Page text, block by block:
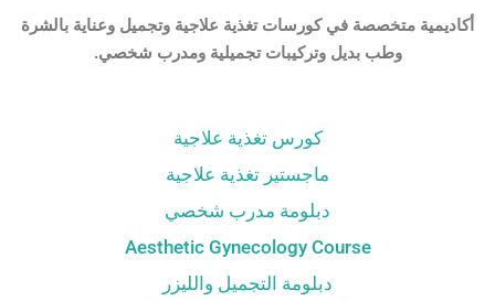
أكاديمية متخصصة في كورسات تغذية علاجية وتجميل وعناية بالشرة
وطب بديل وتركيبات تجميلية ومدرب شخصي.
كورس تغذية علاجية
ماجستير تغذية علاجية
دبلومة مدرب شخصي
Aesthetic Gynecology Course
دبلومة التجميل والليزر